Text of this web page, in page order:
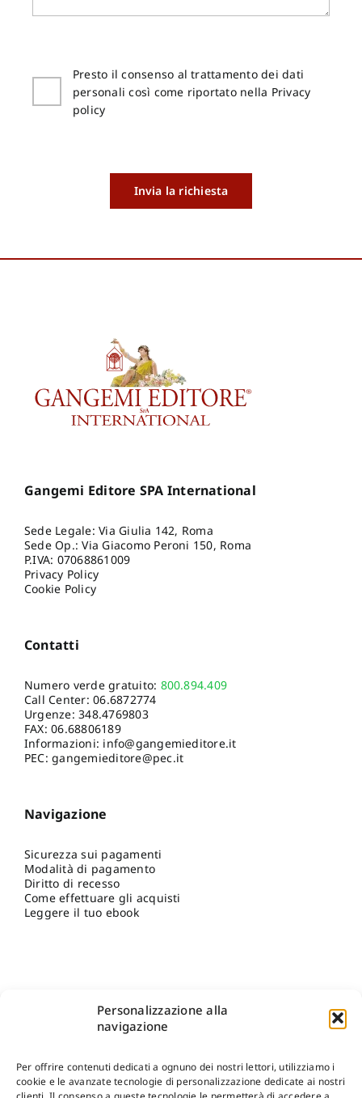
Personalizzazione alla
navigazione
Per offrire contenuti dedicati a ognuno dei nostri lettori, utilizziamo i
cookie e le avanzate tecnologie di personalizzazione dedicate ai nostri
Presto il consenso al trattamento dei dati
personali così come riportato nella Privacy
policy
Invia la richiesta
Gangemi Editore SPA International
Sede Legale: Via Giulia 142, Roma
Sede Op.: Via Giacomo Peroni 150, Roma
P.IVA: 07068861009
Privacy Policy
Cookie Policy
Contatti
Numero verde gratuito: 800.894.409
Call Center:06.6872774
Urgenze:348.4769803
FAX: 06.68806189
Informazioni: info@gangemieditore.it
PEC: gangemieditore@pec.it
Navigazione
Sicurezza sui pagamenti
Modalità di pagamento
Diritto di recesso
Come effettuare gli acquisti
Leggere il tuo ebook